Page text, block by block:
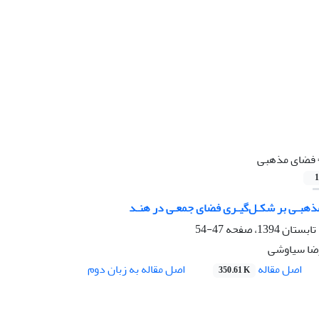
فضای مذهبی
1
بر شکـل‌گیـری فضای جمعـی در هنـد
47-54
سیاوشی
اصل مقاله 350.61 K اصل مقاله به زبان دوم